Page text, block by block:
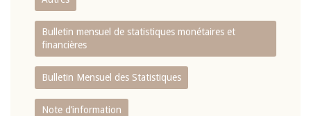
Bulletin mensuel de statistiques monétaires et
financières
Bulletin Mensuel des Statistiques
Note d’information